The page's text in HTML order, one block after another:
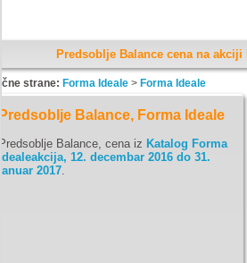
Predsoblje Balance cena na akciji
strane: Forma Ideale> Forma Ideale
Balance, Forma Ideale
Balance, cena iz Katalog Forma
12. decembar 2016 do 31.
2017.